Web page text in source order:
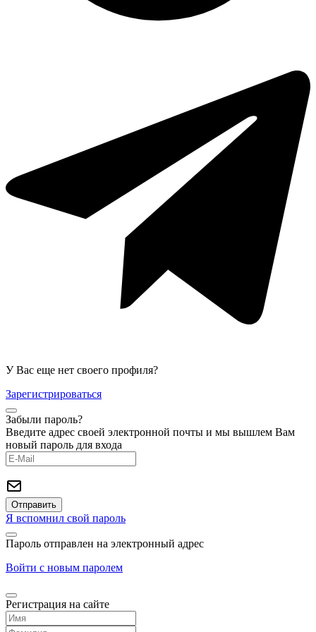
У Вас еще нет своего профиля?
Зарегистрироваться
Забыли пароль?
Введите адрес своей электронной почты и мы вышлем Вам
новый пароль для входа
Я вспомнил свой пароль
Пароль отправлен на электронный адрес
Войти с новым паролем
Регистрация на сайте